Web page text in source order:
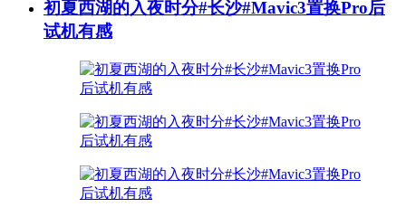
初夏西湖的入夜时分#长沙#Mavic3置换Pro后
试机有感